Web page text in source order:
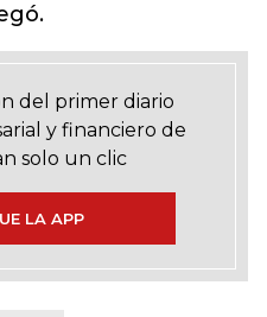
del primer diario
y financiero de
solo un clic
LA APP